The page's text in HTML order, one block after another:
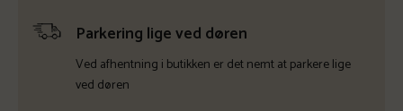
Parkering lige ved døren
Ved afhentning i butikken er det nemt at parkere lige
ved døren